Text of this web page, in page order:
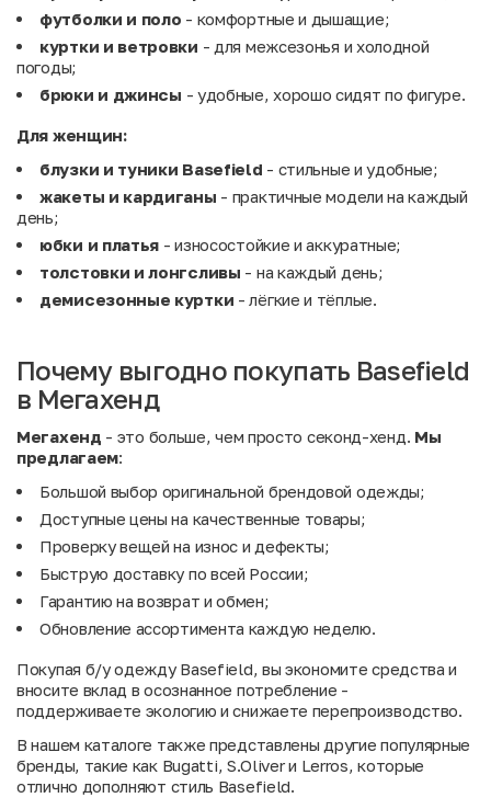
футболки и поло - комфортные и дышащие;
куртки и ветровки - для межсезонья и холодной
погоды;
брюки и джинсы - удобные, хорошо сидят по фигуре.
Для женщин:
блузки и туники Basefield - стильные и удобные;
жакеты и кардиганы - практичные модели на каждый
день;
юбки и платья - износостойкие и аккуратные;
толстовки и лонгсливы - на каждый день;
демисезонные куртки - лёгкие и тёплые.
Почему выгодно покупать Basefield
в Мегахенд
Мегахенд - это больше, чем просто секонд-хенд. Мы
предлагаем:
Большой выбор оригинальной брендовой одежды;
Доступные цены на качественные товары;
Проверку вещей на износ и дефекты;
Быструю доставку по всей России;
Гарантию на возврат и обмен;
Обновление ассортимента каждую неделю.
Покупая б/у одежду Basefield, вы экономите средства и
вносите вклад в осознанное потребление -
поддерживаете экологию и снижаете перепроизводство.
В нашем каталоге также представлены другие популярные
бренды, такие как Bugatti, S.Oliverи Lerros, которые
отлично дополняют стиль Basefield.